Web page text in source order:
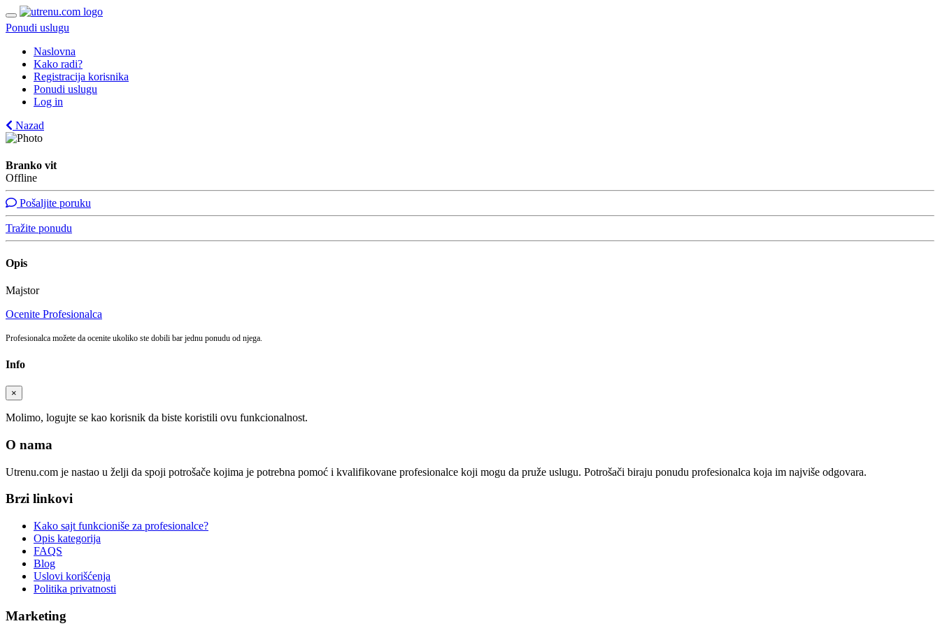
Ponudi uslugu
Naslovna
Kako radi?
Registracija korisnika
Ponudi uslugu
Log in
Nazad
Branko vit
Offline
Pošaljite poruku
Tražite ponudu
Opis
Majstor
Ocenite Profesionalca
Profesionalca možete da ocenite ukoliko ste dobili bar jednu ponudu od njega.
Info
×
Molimo, logujte se kao korisnik da biste koristili ovu funkcionalnost.
O nama
Utrenu.com je nastao u želji da spoji potrošače kojima je potrebna pomoć i kvalifikovane profesionalce koji mogu da pruže uslugu. Potrošači biraju ponudu profesionalca koja im najviše odgovara.
Brzi linkovi
Kako sajt funkcioniše za profesionalce?
Opis kategorija
FAQS
Blog
Uslovi korišćenja
Politika privatnosti
Marketing